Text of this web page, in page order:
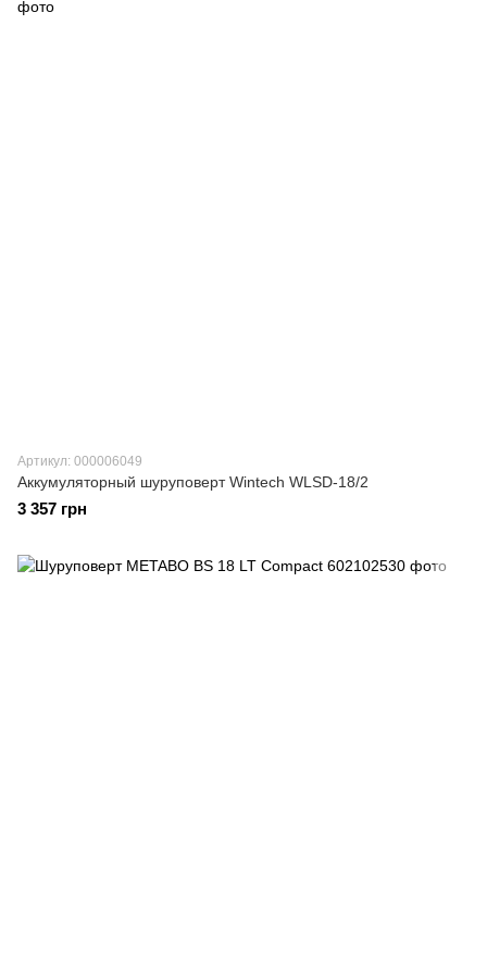
Артикул: 000006049
Аккумуляторный шуруповерт Wintech WLSD-18/2
3 357 грн